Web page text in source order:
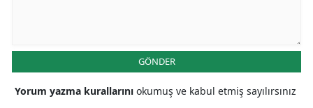
GÖNDER
Yorum yazma kurallarını okumuş ve kabul etmiş sayılırsınız